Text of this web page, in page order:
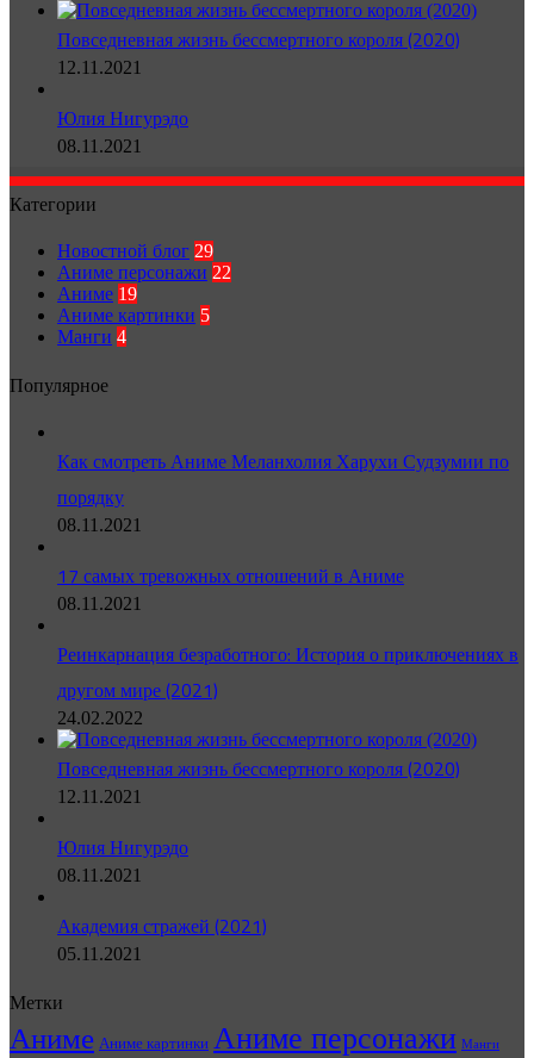
Повседневная жизнь бессмертного короля (2020)
12.11.2021
Юлия Нигурэдо
08.11.2021
Категории
Новостной блог 29
Аниме персонажи 22
Аниме 19
Аниме картинки 5
Манги 4
Популярное
Как смотреть Аниме Меланхолия Харухи Судзумии по
порядку
08.11.2021
17 самых тревожных отношений в Аниме
08.11.2021
Реинкарнация безработного: История о приключениях в
другом мире (2021)
24.02.2022
Повседневная жизнь бессмертного короля (2020)
12.11.2021
Юлия Нигурэдо
08.11.2021
Академия стражей (2021)
05.11.2021
Метки
Аниме Аниме картинки Аниме персонажи Манги